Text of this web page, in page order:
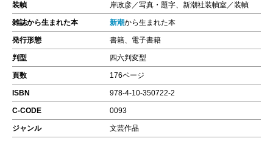
装幀 岸政彦／写真・題字、新潮社装幀室／装幀
雑誌から生まれた本 新潮から生まれた本
発行形態 書籍、電子書籍
判型 四六判変型
頁数 176ページ
ISBN 978-4-10-350722-2
C-CODE 0093
ジャンル 文芸作品